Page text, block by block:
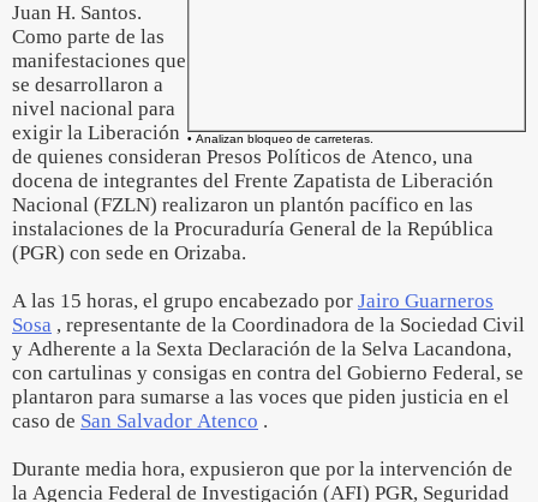
• Analizan bloqueo de carreteras.
Juan H. Santos.
Como parte de las
manifestaciones que
se desarrollaron a
nivel nacional para
exigir la Liberación
de quienes consideran Presos Políticos de Atenco, una
docena de integrantes del Frente Zapatista de Liberación
Nacional (FZLN) realizaron un plantón pacífico en las
instalaciones de la Procuraduría General de la República
(PGR) con sede en Orizaba.
A las 15 horas, el grupo encabezado por Jairo Guarneros
Sosa , representante de la Coordinadora de la Sociedad Civil
y Adherente a la Sexta Declaración de la Selva Lacandona,
con cartulinas y consigas en contra del Gobierno Federal, se
plantaron para sumarse a las voces que piden justicia en el
caso de San Salvador Atenco .
Durante media hora, expusieron que por la intervención de
la Agencia Federal de Investigación (AFI) PGR, Seguridad